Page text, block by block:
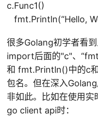
c.Func1()
fmt.Println(“Hello,
很多Golang初学者看
import后面的"c"、
和 fmt.Println()中的c
包名。但在深入
非如此。比如在使用
go client api时：